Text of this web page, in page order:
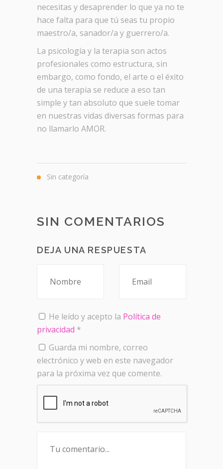
necesitas y desaprender lo que ya no te
hace falta para que tú seas tu propio
maestro/a, sanador/a y guerrero/a.
La psicología y la terapia son actos
profesionales como estructura, sin
embargo, como fondo, el arte o el éxito
de una terapia se reduce a eso tan
simple y tan absoluto que suele tomar
en nuestras vidas diversas formas para
no llamarlo AMOR.
Sin categoría
SIN COMENTARIOS
DEJA UNA RESPUESTA
He leído y acepto la Política de
privacidad *
Guarda mi nombre, correo
electrónico y web en este navegador
para la próxima vez que comente.